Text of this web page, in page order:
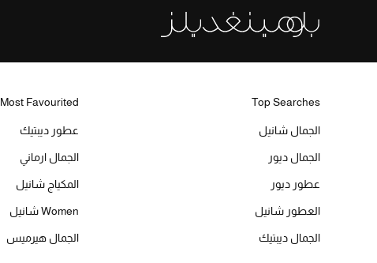
Top Searches
الجمال شانيل
الجمال ديور
عطور ديور
العطور شانيل
الجمال ديبتيك
Most Favourited
عطور ديبتيك
الجمال ارماني
المكياج شانيل
Women شانيل
الجمال هيرميس